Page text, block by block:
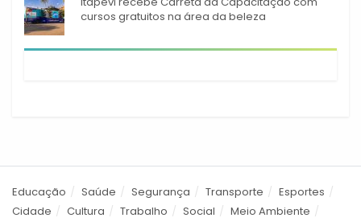
cursos gratuitos na área da beleza
Educação Saúde Segurança Transporte
Esportes
Cidade
Cultura Trabalho Social
Meio Ambiente